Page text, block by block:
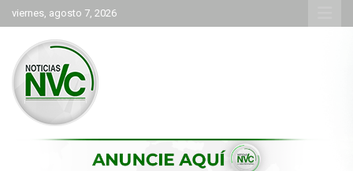
Saltar
al
contenido
viernes, agosto 7, 2026
NVC Noticias